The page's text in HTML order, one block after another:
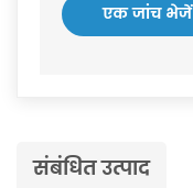
एक जांच भेजें
संबंधित उत्पाद